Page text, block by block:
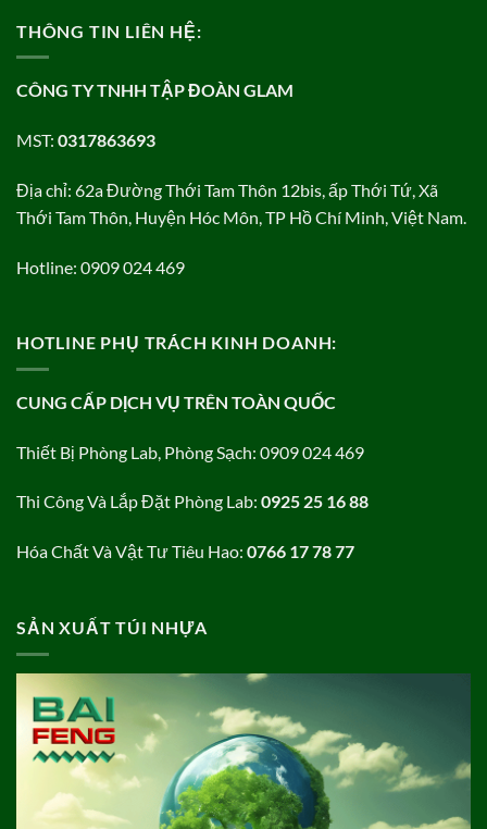
THÔNG TIN LIÊN HỆ:
CÔNG TY TNHH TẬP ĐOÀN GLAM
MST: 0317863693
Địa chỉ: 62a Đường Thới Tam Thôn 12bis, ấp Thới Tứ, Xã
Thới Tam Thôn, Huyện Hóc Môn, TP Hồ Chí Minh, Việt Nam.
Hotline: 0909 024 469
HOTLINE PHỤ TRÁCH KINH DOANH:
CUNG CẤP DỊCH VỤ TRÊN TOÀN QUỐC
Thiết Bị Phòng Lab, Phòng Sạch: 0909 024 469
Thi Công Và Lắp Đặt Phòng Lab: 0925 25 16 88
Hóa Chất Và Vật Tư Tiêu Hao: 0766 17 78 77
SẢN XUẤT TÚI NHỰA